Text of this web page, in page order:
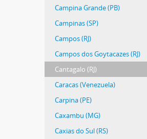
Campina Grande (PB)
Campinas (SP)
Campos (RJ)
Campos dos Goytacazes (RJ)
Cantagalo (RJ)
Caracas (Venezuela)
Carpina (PE)
Caxambu (MG)
Caxias do Sul (RS)